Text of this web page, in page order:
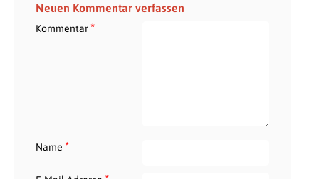
Neuen Kommentar verfassen
Kommentar*
Name *